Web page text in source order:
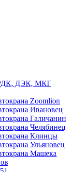
РДК, ДЭК, МКГ
Zoomlion
Ивановец
Галичанин
Челябинец
Клинцы
Ульяновец
Машека